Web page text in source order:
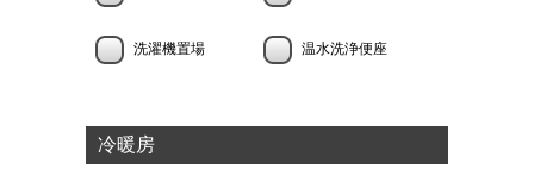
洗濯機置場 温水洗浄便座
冷暖房